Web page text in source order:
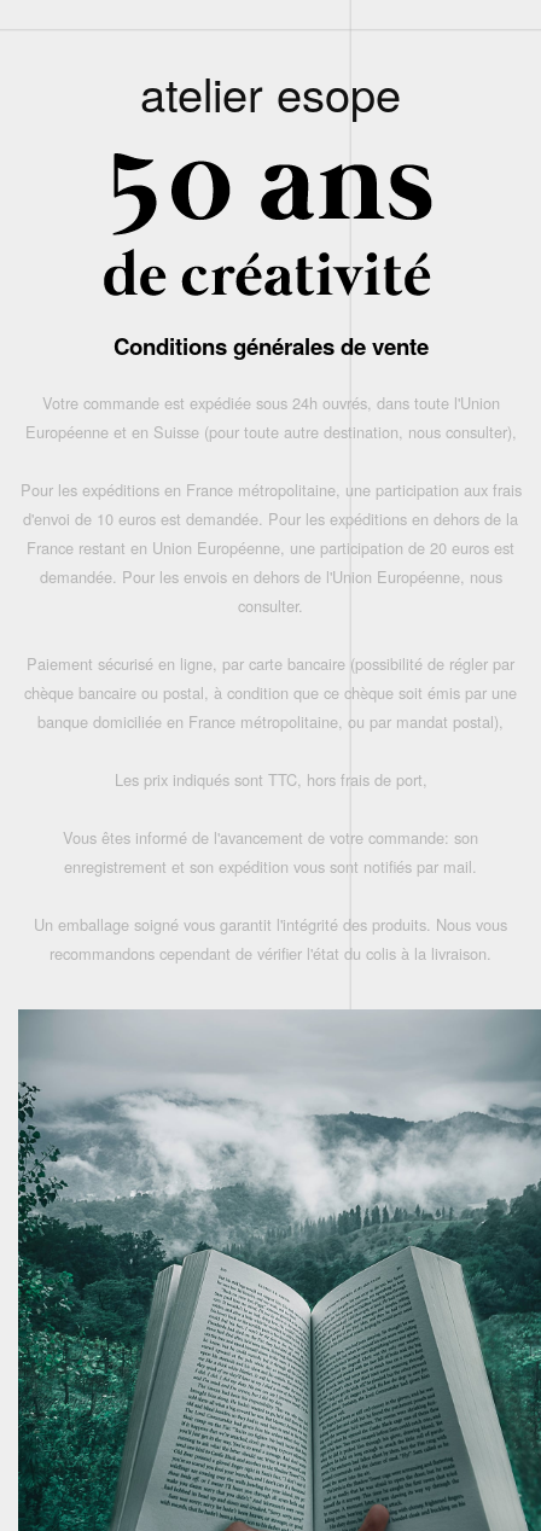
atelier esope
Conditions générales de vente
Votre commande est expédiée sous 24h ouvrés, dans toute l'Union
Européenne et en Suisse (pour toute autre destination, nous consulter),
Pour les expéditions en France métropolitaine, une participation aux frais
d'envoi de 10 euros est demandée. Pour les expéditions en dehors de la
France restant en Union Européenne, une participation de 20 euros est
demandée. Pour les envois en dehors de l'Union Européenne, nous
consulter.
Paiement sécurisé en ligne, par carte bancaire (possibilité de régler par
chèque bancaire ou postal, à condition que ce chèque soit émis par une
banque domiciliée en France métropolitaine, ou par mandat postal),
Les prix indiqués sont TTC, hors frais de port,
Vous êtes informé de l'avancement de votre commande: son
enregistrement et son expédition vous sont notifiés par mail.
Un emballage soigné vous garantit l'intégrité des produits. Nous vous
recommandons cependant de vérifier l'état du colis à la livraison.